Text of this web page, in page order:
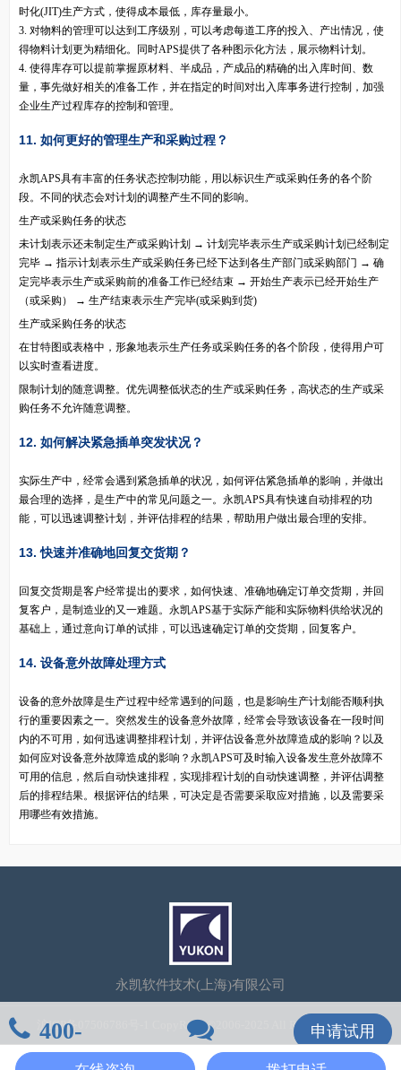
400-
申请试用
时化(JIT)生产方式，使得成本最低，库存量最小。
3. 对物料的管理可以达到工序级别，可以考虑每道工序的投入、产出情况，使
得物料计划更为精细化。同时APS提供了各种图示化方法，展示物料计划。
4. 使得库存可以提前掌握原材料、半成品，产成品的精确的出入库时间、数
量，事先做好相关的准备工作，并在指定的时间对出入库事务进行控制，加强
企业生产过程库存的控制和管理。
11. 如何更好的管理生产和采购过程？
永凯APS具有丰富的任务状态控制功能，用以标识生产或采购任务的各个阶
段。不同的状态会对计划的调整产生不同的影响。
生产或采购任务的状态
未计划表示还未制定生产或采购计划 → 计划完毕表示生产或采购计划已经制定
完毕 → 指示计划表示生产或采购任务已经下达到各生产部门或采购部门 → 确
定完毕表示生产或采购前的准备工作已经结束 → 开始生产表示已经开始生产
（或采购） → 生产结束表示生产完毕(或采购到货)
生产或采购任务的状态
在甘特图或表格中，形象地表示生产任务或采购任务的各个阶段，使得用户可
以实时查看进度。
限制计划的随意调整。优先调整低状态的生产或采购任务，高状态的生产或采
购任务不允许随意调整。
12. 如何解决紧急插单突发状况？
实际生产中，经常会遇到紧急插单的状况，如何评估紧急插单的影响，并做出
最合理的选择，是生产中的常见问题之一。永凯APS具有快速自动排程的功
能，可以迅速调整计划，并评估排程的结果，帮助用户做出最合理的安排。
13. 快速并准确地回复交货期？
回复交货期是客户经常提出的要求，如何快速、准确地确定订单交货期，并回
复客户，是制造业的又一难题。永凯APS基于实际产能和实际物料供给状况的
基础上，通过意向订单的试排，可以迅速确定订单的交货期，回复客户。
14. 设备意外故障处理方式
设备的意外故障是生产过程中经常遇到的问题，也是影响生产计划能否顺利执
行的重要因素之一。突然发生的设备意外故障，经常会导致该设备在一段时间
内的不可用，如何迅速调整排程计划，并评估设备意外故障造成的影响？以及
如何应对设备意外故障造成的影响？永凯APS可及时输入设备发生意外故障不
可用的信息，然后自动快速排程，实现排程计划的自动快速调整，并评估调整
后的排程结果。根据评估的结果，可决定是否需要采取应对措施，以及需要采
用哪些有效措施。
永凯软件技术(上海)有限公司
沪ICP备07506786号-1 CopyRight©2006-2025 All Rights Reserved